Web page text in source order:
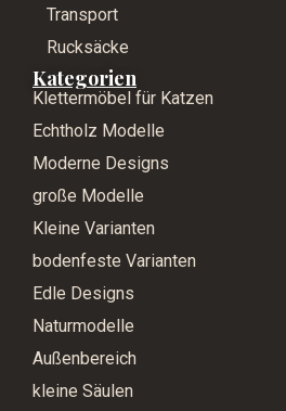
Transport
Rucksäcke
Kategorien
Klettermöbel für Katzen
Echtholz Modelle
Moderne Designs
große Modelle
Kleine Varianten
bodenfeste Varianten
Edle Designs
Naturmodelle
Außenbereich
kleine Säulen